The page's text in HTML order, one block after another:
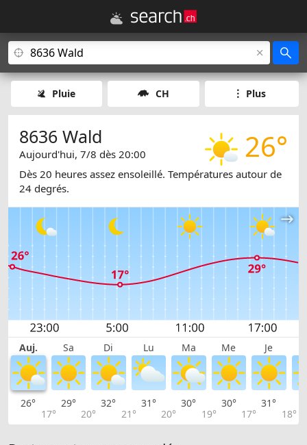
Pluie CH Plus
26°
8636 Wald
Aujourd'hui, 7/8 dès 20:00
Dès 20 heures assez ensoleillé. Températures autour de
24 degrés.
Auj. Sa Di Lu Ma Me Je
26°
17°
29°
20°
32°
21°
31°
20°
30°
19°
30°
17°
31°
18°